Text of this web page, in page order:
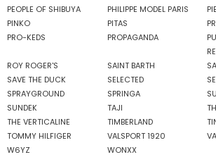
PEOPLE OF SHIBUYA
PHILIPPE MODEL PARIS
PINKO
PITAS
PRO-KEDS
PROPAGANDA
ROY ROGER'S
SAINT BARTH
SAVE THE DUCK
SELECTED
SPRAYGROUND
SPRINGA
SUNDEK
TAJI
THE VERTICALINE
TIMBERLAND
TOMMY HILFIGER
VALSPORT 1920
W6YZ
WONXX